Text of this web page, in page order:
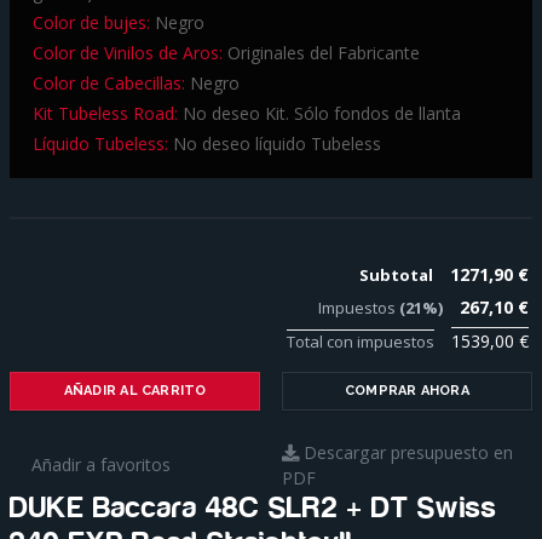
Color de bujes: Negro
Color de Vinilos de Aros: Originales del Fabricante
Color de Cabecillas: Negro
Kit Tubeless Road: No deseo Kit. Sólo fondos de llanta
Líquido Tubeless: No deseo líquido Tubeless
Subtotal 1271,90 €
Impuestos (21%) 267,10 €
Total con impuestos 1539,00 €
AÑADIR AL CARRITO COMPRAR AHORA
Añadir a favoritos
Descargar presupuesto en
PDF
DUKE Baccara 48C SLR2 + DT Swiss